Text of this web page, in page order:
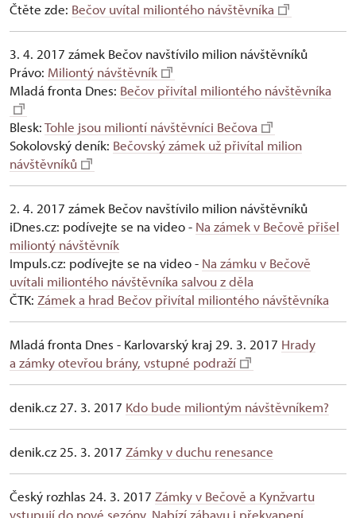
Čtěte zde: Bečov uvítal miliontého návštěvníka
3. 4. 2017 zámek Bečov navštívilo milion návštěvníků
Právo: Miliontý návštěvník
Mladá fronta Dnes: Bečov přivítal miliontého návštěvníka
Blesk:Tohle jsou miliontí návštěvníci Bečova
Sokolovský deník: Bečovský zámek už přivítal milion
návštěvníků
2. 4. 2017 zámek Bečov navštívilo milion návštěvníků
iDnes.cz: podívejte se na video - Na zámek v Bečově přišel
miliontý návštěvník
Impuls.cz: podívejte se na video - Na zámku v Bečově
uvítali miliontého návštěvníka salvou z děla
ČTK: Zámek a hrad Bečov přivítal miliontého návštěvníka
Mladá fronta Dnes - Karlovarský kraj 29. 3. 2017 Hrady
a zámky otevřou brány, vstupné podraží
denik.cz 27. 3. 2017 Kdo bude miliontým návštěvníkem?
denik.cz 25. 3. 2017 Zámky v duchu renesance
Český rozhlas 24. 3. 2017 Zámky v Bečově a Kynžvartu
vstupují do nové sezóny. Nabízí zábavu i překvapení